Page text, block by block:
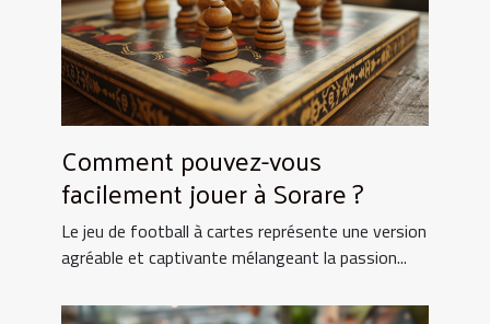
Comment pouvez-vous
facilement jouer à Sorare ?
Le jeu de football à cartes représente une version
agréable et captivante mélangeant la passion...